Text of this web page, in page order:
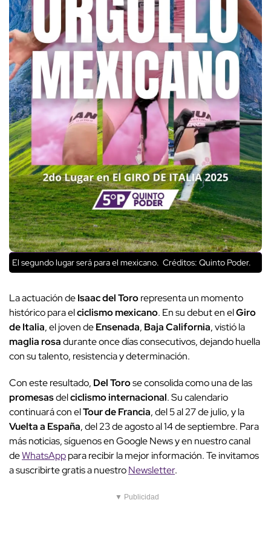
El segundo lugar será para el mexicano. Créditos: Quinto Poder.
La actuación deIsaac del Tororepresenta un momento
histórico para elciclismo mexicano. En su debut en elGiro
de Italia, el joven deEnsenada, Baja California, vistió la
maglia rosadurante once días consecutivos, dejando huella
con su talento, resistencia y determinación.
Con este resultado, Del Torose consolida como una de las
promesasdelciclismo internacional. Su calendario
continuará con elTour de Francia, del 5 al 27 de julio, y la
Vuelta a España, del 23 de agosto al 14 de septiembre. Para
más noticias, síguenos en Google News y en nuestro canal
deWhatsApppara recibir la mejor información. Te invitamos
a suscribirte gratis a nuestroNewsletter.
▼ Publicidad